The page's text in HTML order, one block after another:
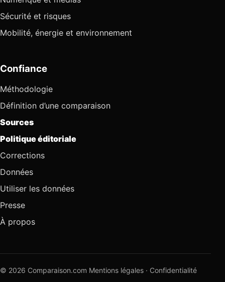
Sécurité et risques
Mobilité, énergie et environnement
Confiance
Méthodologie
Définition d’une comparaison
Sources
Politique éditoriale
Corrections
Données
Utiliser les données
Presse
À propos
© 2026 Comparaison.com Mentions légales · Confidentialité